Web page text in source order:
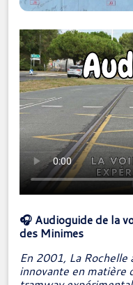
🎧 Audioguide de la
des Minimes
En 2001, La
innovante en matière